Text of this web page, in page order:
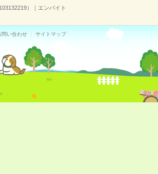
）｜エンバイト
問い合わせ サイトマップ